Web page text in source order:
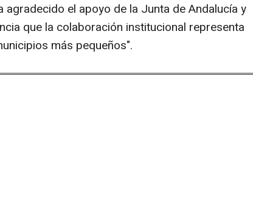
agradecido el apoyo de la Junta de Andalucía y
que la colaboración institucional representa
más pequeños".